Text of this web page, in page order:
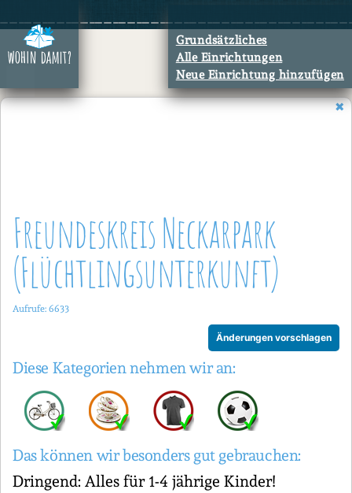
Inhalt
springen
Grundsätzliches
Alle Einrichtungen
Neue Einrichtung hinzufügen
Freundeskreis Neckarpark
(Flüchtlingsunterkunft)
Aufrufe: 6633
Änderungen vorschlagen
Diese Kategorien nehmen wir an:
Das können wir besonders gut gebrauchen:
Dringend: Alles für 1-4 jährige Kinder!